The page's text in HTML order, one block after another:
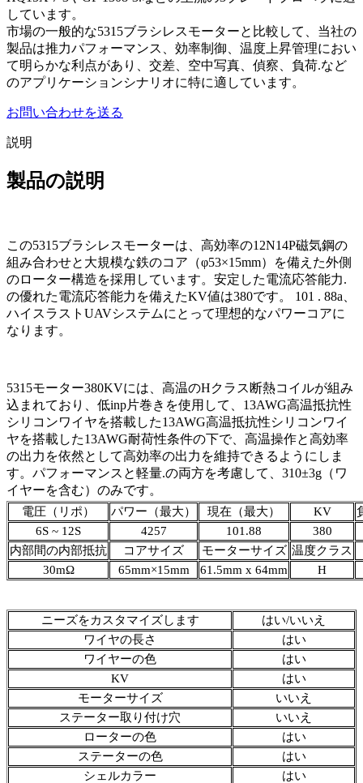
しています。
市場の一般的な5315ブラシレスモーターと比較して、当社の
製品は推力パフォーマンス、効率制御、温度上昇管理におい
て明らかな利点があり、交差、空中写真、偵察、負荷.など
のアプリケーションシナリオに特に適しています。
お問い合わせを送る
説明
製品の説明
この5315ブラシレスモーターは、高効率の12N14P磁気鋼の
組み合わせと大規模な鉄のコア（φ53×15mm）を備えた外側
のローター構造を採用しています。安定した電流応答能力.
の優れた電流応答能力を備えたKV値は380です。 101 . 88a、
ハイスラストUAVシステムにとって理想的なパワーコアに
なります。
5315モーター380KVには、高温のHクラス断熱コイルが組み
込まれており、低inp片巻きを使用して、13AWG高温抵抗性
シリコンワイヤを搭載した13AWG高温抵抗性シリコンワイ
ヤを搭載した13AWG耐荷性条件の下で、高温操作と高効率
の出力を依然として高効率の出力を維持できるようにしま
す。パフォーマンスと軽量.の両方を考慮して、310±3g（ワ
イヤーを含む）のみです。
電圧（リポ） パワー（最大） 現在（最大） KV
6S ~ 12S
4257 101.88
380
内部間の内部抵抗
コアサイズ モーターサイズ 温度クラス
30mΩ
65mm×15mm 61.5mm x 64mm H
ニーズをカスタマイズします
はい/いいえ
ワイヤの長さ
はい
ワイヤーの色
はい
KV
はい
モーターサイズ
いいえ
ステーター取り付け穴
いいえ
ローターの色
はい
ステーターの色
はい
シェルカラー
はい